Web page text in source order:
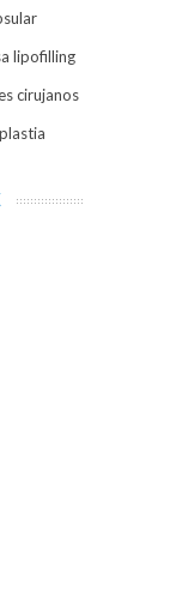
lipofilling
cirujanos